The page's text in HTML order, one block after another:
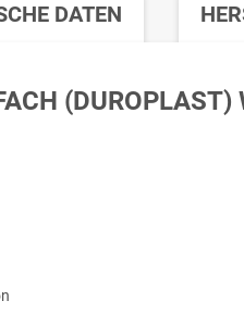
DATEN
(DUROPLAST)